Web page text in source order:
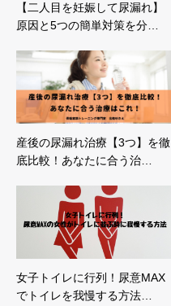
【二人目を妊娠して尿漏れ】
原因と5つの簡単対策を分…
産後の尿漏れ治療【3つ】を徹
底比較！あなたに合う治…
女子トイレに行列！尿意MAX
でトイレを我慢する方法…